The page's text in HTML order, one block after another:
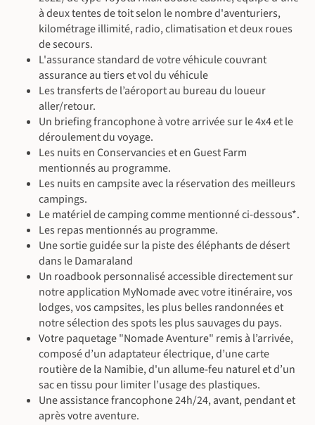
à deux tentes de toit selon le nombre d'aventuriers,
kilométrage illimité, radio, climatisation et deux roues
de secours.
L'assurance standard de votre véhicule couvrant
assurance au tiers et vol du véhicule
Les transferts de l’aéroport au bureau du loueur
aller/retour.
Un briefing francophone à votre arrivée sur le 4x4 et le
déroulement du voyage.
Les nuits en Conservancies et en Guest Farm
mentionnés au programme.
Les nuits en campsite avec la réservation des meilleurs
campings.
Le matériel de camping comme mentionné ci-dessous*.
Les repas mentionnés au programme.
Une sortie guidée sur la piste des éléphants de désert
dans le Damaraland
Un roadbook personnalisé accessible directement sur
notre application MyNomade avec votre itinéraire, vos
lodges, vos campsites, les plus belles randonnées et
notre sélection des spots les plus sauvages du pays.
Votre paquetage "Nomade Aventure" remis à l’arrivée,
composé d’un adaptateur électrique, d’une carte
routière de la Namibie, d'un allume-feu naturel et d’un
sac en tissu pour limiter l’usage des plastiques.
Une assistance francophone 24h/24, avant, pendant et
après votre aventure.